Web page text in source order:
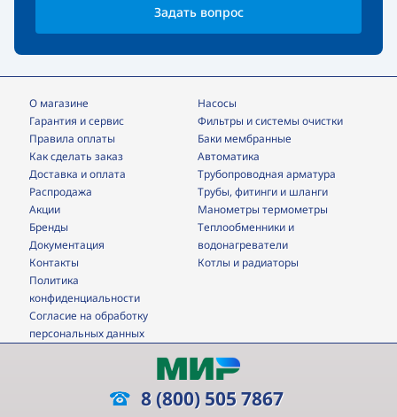
Задать вопрос
О магазине
Гарантия и сервис
Правила оплаты
Как сделать заказ
Доставка и оплата
Распродажа
Акции
Бренды
Документация
Контакты
Насосы
фильтры и системы очистки
Баки мембранные
Автоматика
трубопроводная арматура
трубы, фитинги и шланги
манометры термометры
теплообменники и
водонагреватели
Котлы и радиаторы
Политика
конфиденциальности
Согласие на обработку
персональных данных
8 (800) 505 7867